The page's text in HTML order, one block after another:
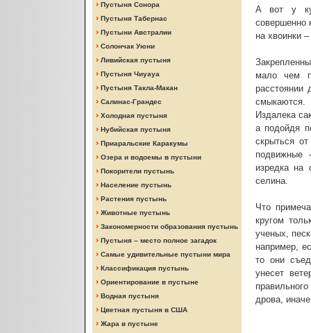
Пустыня Сонора
Пустыня Табернас
Пустыни Австралии
Солончак Уюни
Ливийская пустыня
Пустыня Чиуауа
Пустыня Такла-Макан
Салинас-Грандес
Холодная пустыня
Нубийская пустыня
Приаральские Каракумы
Озера и водоемы в пустыни
Покорители пустынь
Население пустынь
Растения пустынь
Животные пустынь
Закономерности образования пустынь
Пустыня – место полное загадок
Самые удивительные пустыни мира
Классификация пустынь
Ориентирование в пустыне
Водная пустыня
Цветная пустыня в США
Жара в пустыне
А вот у
совершенно
на хвоинки
мало чем
расстоянии
смыкаются.
Издалека
а подойдя
скрыться
подвижные
изредка на
селина.
Что
кругом
ученых,
например,
то они
унесет
дрова,